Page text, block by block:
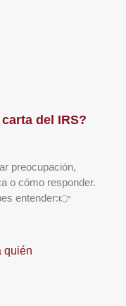
del IRS?
preocupación,
o cómo responder.
entender:👉